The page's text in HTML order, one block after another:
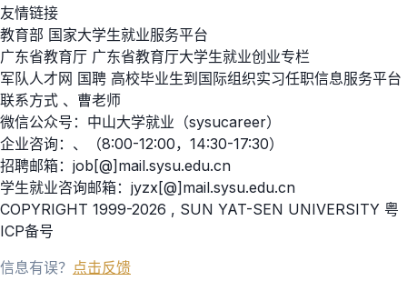
友情链接
教育部 国家大学生就业服务平台
广东省教育厅 广东省教育厅大学生就业创业专栏
军队人才网 国聘 高校毕业生到国际组织实习任职信息服务平台
联系方式 、曹老师
微信公众号：中山大学就业（sysucareer）
企业咨询：、（8:00-12:00，14:30-17:30）
招聘邮箱：job[@]mail.sysu.edu.cn
学生就业咨询邮箱：jyzx[@]mail.sysu.edu.cn
COPYRIGHT 1999-2026 , SUN YAT-SEN UNIVERSITY 粤
ICP备号
信息有误？ 点击反馈